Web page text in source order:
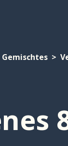
Gemischtes